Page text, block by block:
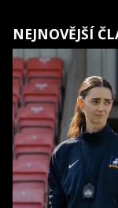
NEJNOVĚJŠÍ